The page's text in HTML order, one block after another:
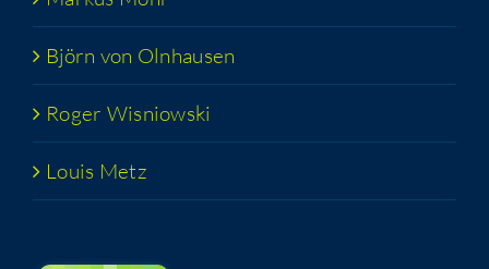
Björn von Olnhausen
Roger Wis­niow­ski
Lou­is Metz